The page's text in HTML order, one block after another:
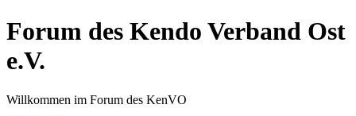
Forum des Kendo Verband Ost
e.V.
Willkommen im Forum des KenVO